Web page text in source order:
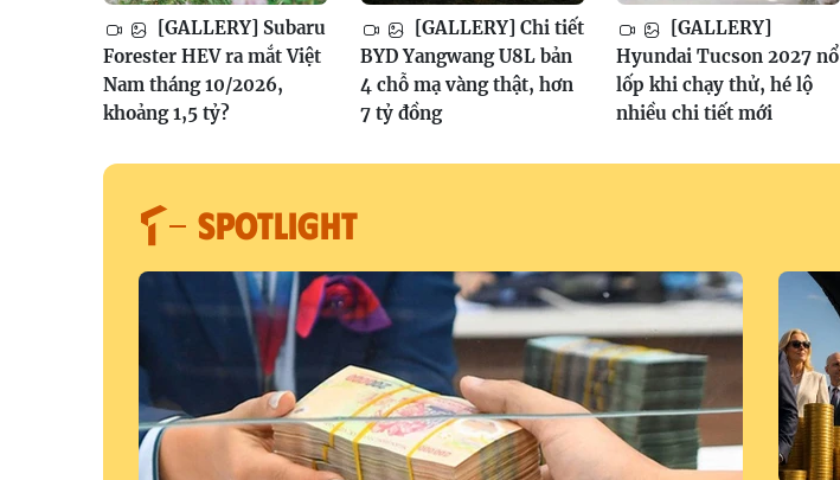
[GALLERY] Subaru
Forester HEV ra mắt Việt
Nam tháng 10/2026,
khoảng 1,5 tỷ?
[GALLERY] Chi tiết
BYD Yangwang U8L bản
4 chỗ mạ vàng thật, hơn
7 tỷ đồng
[GALLERY]
Hyundai Tucson 2027 nổ
lốp khi chạy thử, hé lộ
nhiều chi tiết mới
SPOTLIGHT